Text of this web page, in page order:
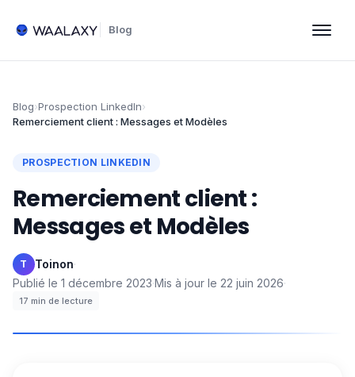
Blog
Blog›Prospection LinkedIn›
Remerciement client : Messages et Modèles
PROSPECTION LINKEDIN
Remerciement client :
Messages et Modèles
T Toinon·
Publié le 1 décembre 2023·Mis à jour le 22 juin 2026·
17 min de lecture